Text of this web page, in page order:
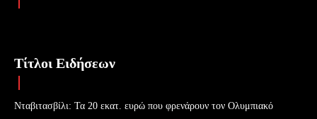
Τίτλοι Ειδήσεων
Νταβιτασβίλι: Τα 20 εκατ. ευρώ που φρενάρουν τον Ολυμπιακό